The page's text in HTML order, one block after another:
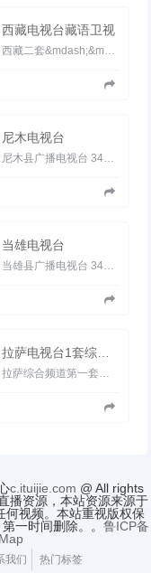
西藏电视台藏语卫视
尼木电视台
尼木县广播电视台 3426002 尼木县文化广播影视局 电视节目：以转播中央、自治区和市（地）节目为主，自办少量当地新...
当雄电视台
当雄县广播电视台 3426001 当雄县文化广播影视（新闻出版、文物）局 电视节目：以转播中央、自治区和市（地）节目为主...
拉萨电视台1套综合频道
c.ituijie.com @ All rights
播资源，本站资源来源于
何视频。本站重视版权保
一时间删除。。 鲁ICP备
我们 热门标签